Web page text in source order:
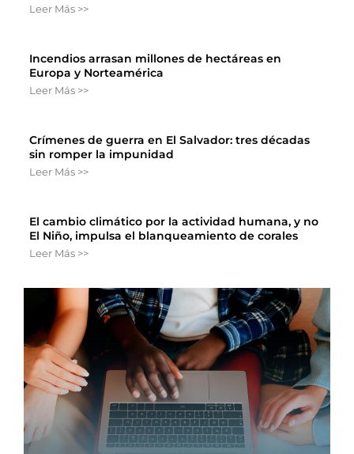
Leer Más >>
Incendios arrasan millones de hectáreas en
Europa y Norteamérica
Leer Más >>
Crímenes de guerra en El Salvador: tres décadas
sin romper la impunidad
Leer Más >>
El cambio climático por la actividad humana, y no
El Niño, impulsa el blanqueamiento de corales
Leer Más >>